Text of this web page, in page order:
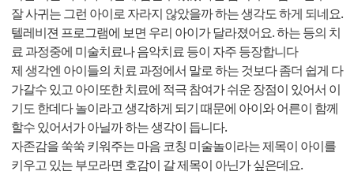
잘 사귀는 그런 아이로 자라지 않았을까 하는 생각도 하게 되네요.
텔레비젼 프로그램에 보면 우리 아이가 달라졌어요. 하는 등의 치
료 과정중에 미술치료나 음악치료 등이 자주 등장합니다
제 생각엔 아이들의 치료 과정에서 말로 하는 것보다 좀더 쉽게 다
가갈수 있고 아이또한 치료에 적극 참여가 쉬운 장점이 있어서 이
기도 한데다 놀이라고 생각하게 되기 때문에 아이와 어른이 함께
할수 있어서가 아닐까 하는 생각이 듭니다.
자존감을 쑥쑥 키워주는 마음 코칭 미술놀이라는 제목이 아이를
키우고 있는 부모라면 호감이 갈 제목이 아닌가 싶은데요.